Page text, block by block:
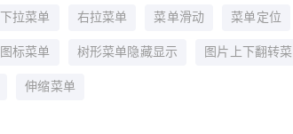
下拉菜单 右拉菜单 菜单滑动 菜单定位
图标菜单 树形菜单隐藏显示 图片上下翻转
伸缩菜单